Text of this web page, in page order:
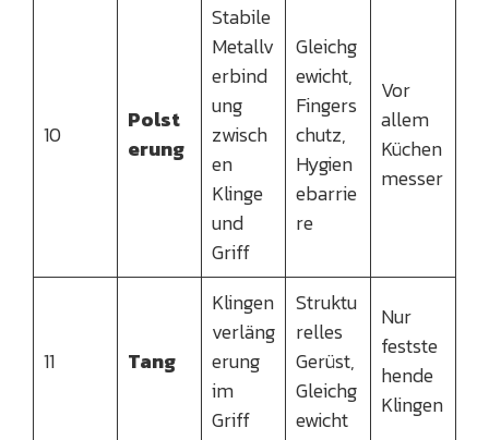
10
Polst
erung
Stabile
Metallv
erbind
ung
zwisch
en
Klinge
und
Griff
Gleichg
ewicht,
Fingers
chutz,
Hygien
ebarrie
re
Vor
allem
Küchen
messer
11 Tang
Klingen
verläng
erung
im
Griff
Struktu
relles
Gerüst,
Gleichg
ewicht
Nur
festste
hende
Klingen